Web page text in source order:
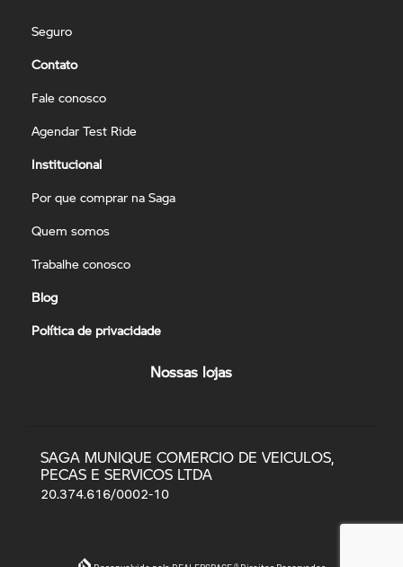
Seguro
Contato
Fale conosco
Agendar Test Ride
Institucional
Por que comprar na Saga
Quem somos
Trabalhe conosco
Blog
Política de privacidade
Nossas lojas
SAGA MUNIQUE COMERCIO DE VEICULOS,
PECAS E SERVICOS LTDA
20.374.616/0002-10